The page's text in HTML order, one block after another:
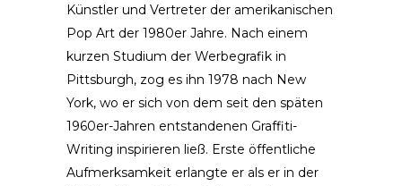
Künstler und Vertreter der amerikanischen
Pop Art der 1980er Jahre. Nach einem
kurzen Studium der Werbegrafik in
Pittsburgh, zog es ihn 1978 nach New
York, wo er sich von dem seit den späten
1960er-Jahren entstandenen Graffiti-
Writing inspirieren ließ. Erste öffentliche
Aufmerksamkeit erlangte er als er in der